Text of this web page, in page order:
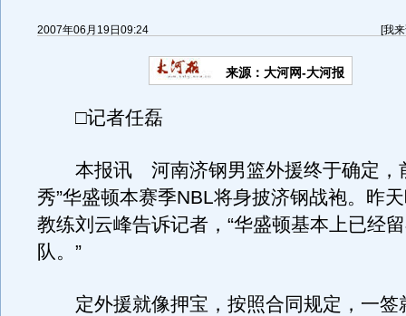
2007年06月19日09:24 [我
来源：大河网-大河报
□记者任磊
本报讯 河南济钢男篮外援终于确定，
秀”华盛顿本赛季NBL将身披济钢战袍。昨
教练刘云峰告诉记者，“华盛顿基本上已经
队。”
定外援就像押宝，按照合同规定，一签